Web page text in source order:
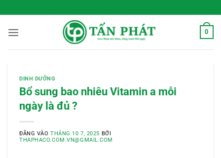
qua
nội
0
DINH DƯỠNG
Bổ sung bao nhiêu Vitamin a mỗi
ngày là đủ ?
ĐĂNG VÀOTHÁNG 10 7, 2025 BỞI
THAPHACO.COM.VN@GMAIL.COM